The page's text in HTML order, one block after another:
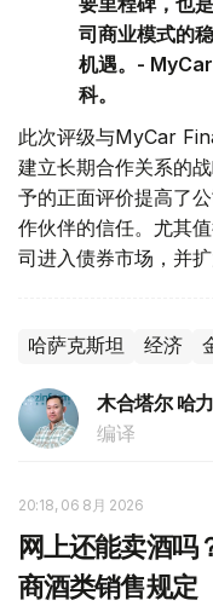
司商业模式的
机遇。- MyCar
科。
此次评级与MyCar
建立长期合作关系的
予的正面评价提高了
作伙伴的信任。尤其
司进入债券市场，并
哈萨克斯坦 经济
木合塔尔 哈
编译
20:18, 06 8月 2026
网上还能卖酒吗
商酒类销售规定